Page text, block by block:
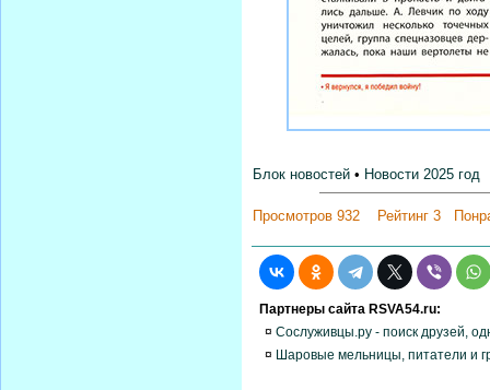
Блок новостей• Новости 2025 год
Просмотров 932 Рейтинг 3
Партнеры сайта RSVA54.ru:
¤ Сослуживцы.ру - поиск друзей,
¤ Шаровые мельницы, питатели и